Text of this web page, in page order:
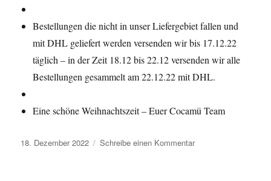
Bestellungen die nicht in unser Liefergebiet fallen und
mit DHL geliefert werden versenden wir bis 17.12.22
täglich – in der Zeit 18.12 bis 22.12 versenden wir alle
Bestellungen gesammelt am 22.12.22 mit DHL.
Eine schöne Weihnachtszeit – Euer Cocamü Team
Veröffentlicht
18. Dezember 2022 Schreibe einen Kommentarzu